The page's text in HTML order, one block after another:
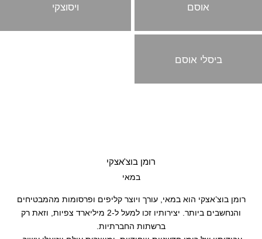
אוסם ויסוצקי
ביסלי אוסם
רומן בוצ'אצקי
במאי
רומן בוצ’אצקי הוא במאי, עורך ויוצר קליפים ופרסומות מהמבטיחים
והנחשבים ביותר. יצירותיו זכו למעל ל-2 מיליארד צפיות, וזאת רק
ברשתות החברתיות.